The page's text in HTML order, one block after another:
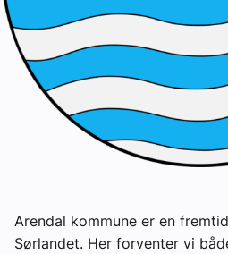
Arendal kommune er en
Sørlandet. Her forventer vi